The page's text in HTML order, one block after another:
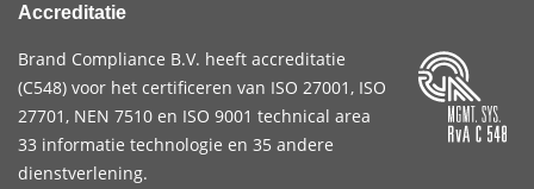
Accreditatie
Brand Compliance B.V. heeft accreditatie
(C548) voor het certificeren van ISO 27001, ISO
27701, NEN 7510 en ISO 9001 technical area
33 informatie technologie en 35 andere
dienstverlening.